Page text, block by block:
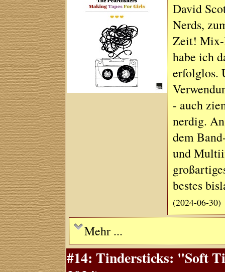
David
Nerds,
Zeit! Mix-
habe ich
erfolglos.
- auch
nerdig.
dem
und
bestes
(2024-06-30)
Mehr ...
#14: Tindersticks: "Soft